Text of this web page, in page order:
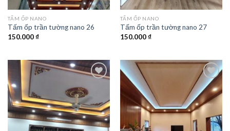
TẤM ỐP NANO
Tấm ốp trần tường nano 26
150.000₫
TẤM ỐP NANO
Tấm ốp trần tường nano 27
150.000₫
Add to
wishlist
Add to
wishlist